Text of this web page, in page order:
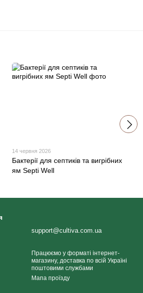
14 червня 2026
Бактерії для септиків та вигрібних
ям Septi Well
support@cultiva.com.ua
Працюємо у форматі інтернет-
магазину, доставка по всій Україні
поштовими службами
Мапа проїзду